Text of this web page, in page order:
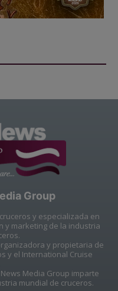
Group
y especializada en
y marketing de la industria
y propietaria de
y el International Cruise
Media Group imparte
mundial de cruceros.